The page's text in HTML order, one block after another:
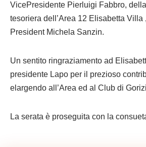
VicePresidente Pierluigi Fabbro,
tesoriera dell’Area 12 Elisabetta Villa
President Michela Sanzin.
Un sentito ringraziamento ad
presidente Lapo per il prezioso
elargendo all’Area ed al Club di
La serata è proseguita con la